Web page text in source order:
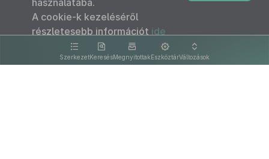
SzerkezetKeresésMegnyitottakEszköztárVáltozások
használatába.
A cookie-k kezeléséről
részletesebb információt ide
kattintva olvashat.